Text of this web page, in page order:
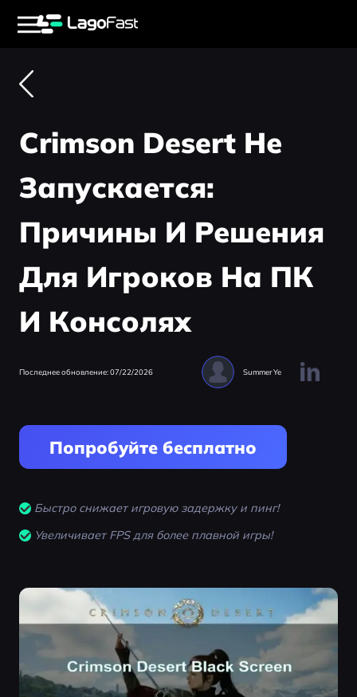
Crimson Desert Не
Запускается:
Причины И Решения
Для Игроков На ПК
И Консолях
Последнее обновление: 07/22/2026 Summer Ye
Попробуйте бесплатно
Быстро снижает игровую задержку и пинг!
Увеличивает FPS для более плавной игры!